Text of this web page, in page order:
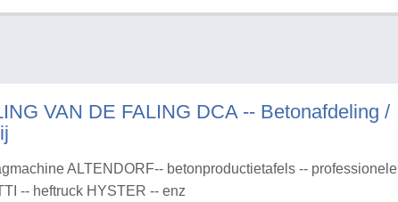
VAN DE FALING DCA -- Betonafdeling /
ALTENDORF-- betonproductietafels -- professionele
-- heftruck HYSTER -- enz